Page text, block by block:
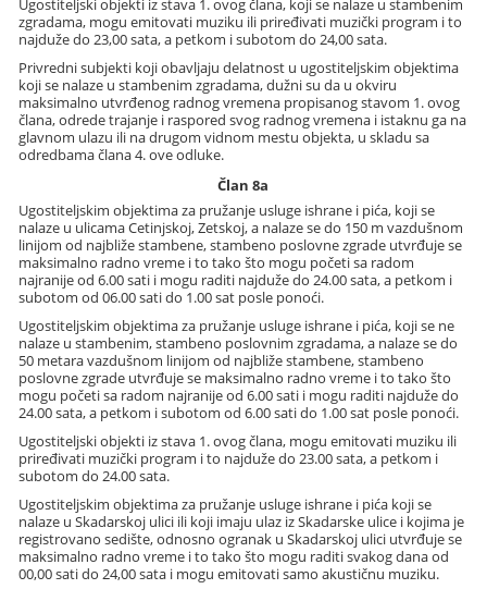
zgradama, mogu emitovati muziku ili priređivati muzički program i to
najduže do 23,00 sata, a petkom i subotom do 24,00 sata.
Privredni subjekti koji obavljaju delatnost u ugostiteljskim objektima
koji se nalaze u stambenim zgradama, dužni su da u okviru
maksimalno utvrđenog radnog vremena propisanog stavom 1. ovog
člana, odrede trajanje i raspored svog radnog vremena i istaknu ga na
glavnom ulazu ili na drugom vidnom mestu objekta, u skladu sa
odredbama člana 4. ove odluke.
Član 8a
Ugostiteljskim objektima za pružanje usluge ishrane i pića, koji se
nalaze u ulicama Cetinjskoj, Zetskoj, a nalaze se do 150 m vazdušnom
linijom od najbliže stambene, stambeno poslovne zgrade utvrđuje se
maksimalno radno vreme i to tako što mogu početi sa radom
najranije od 6.00 sati i mogu raditi najduže do 24.00 sata, a petkom i
subotom od 06.00 sati do 1.00 sat posle ponoći.
Ugostiteljskim objektima za pružanje usluge ishrane i pića, koji se ne
nalaze u stambenim, stambeno poslovnim zgradama, a nalaze se do
50 metara vazdušnom linijom od najbliže stambene, stambeno
poslovne zgrade utvrđuje se maksimalno radno vreme i to tako što
mogu početi sa radom najranije od 6.00 sati i mogu raditi najduže do
24.00 sata, a petkom i subotom od 6.00 sati do 1.00 sat posle ponoći.
Ugostiteljski objekti iz stava 1. ovog člana, mogu emitovati muziku ili
priređivati muzički program i to najduže do 23.00 sata, a petkom i
subotom do 24.00 sata.
Ugostiteljskim objektima za pružanje usluge ishrane i pića koji se
nalaze u Skadarskoj ulici ili koji imaju ulaz iz Skadarske ulice i kojima je
registrovano sedište, odnosno ogranak u Skadarskoj ulici utvrđuje se
maksimalno radno vreme i to tako što mogu raditi svakog dana od
00,00 sati do 24,00 sata i mogu emitovati samo akustičnu muziku.